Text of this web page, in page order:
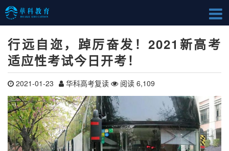
行远自迩，踔厉奋发！2021新高考
适应性考试今日开考！
2021-01-23 华科高考复读 阅读 6,109